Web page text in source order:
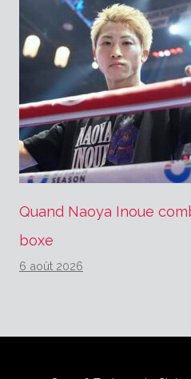
Quand Naoya Inoue
boxe
6 août 2026